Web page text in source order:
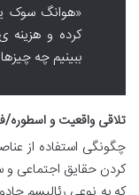
«هوانگ سوک
کرده و هزینه ی
ببینیم چه
تلاقی واقعیت و اسطوره/
چگونگی استفاده از
کردن حقایق اجتماعی و